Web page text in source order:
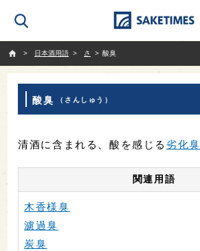
日本酒用語
さ 酸臭
酸臭 （さんしゅう）
清酒に含まれる、酸を感じる劣化臭
関連用語
木香様臭
濾過臭
炭臭